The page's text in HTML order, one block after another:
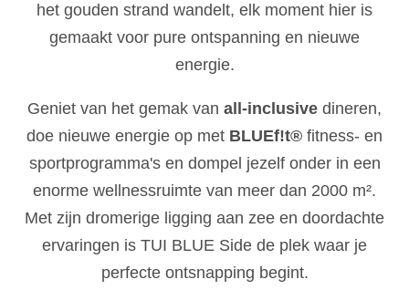
het gouden strand wandelt, elk moment hier is
gemaakt voor pure ontspanning en nieuwe
energie.
Geniet van het gemak van all-inclusive dineren,
doe nieuwe energie op met BLUEf!t® fitness- en
sportprogramma's en dompel jezelf onder in een
enorme wellnessruimte van meer dan 2000 m².
Met zijn dromerige ligging aan zee en doordachte
ervaringen is TUI BLUE Side de plek waar je
perfecte ontsnapping begint.